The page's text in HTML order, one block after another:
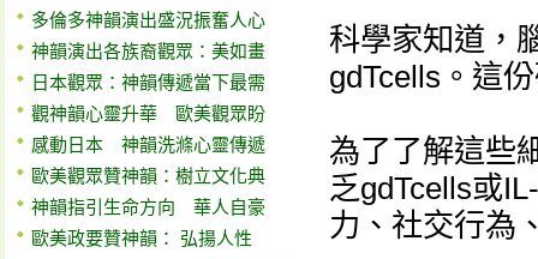
多倫多神韻演出盛況振奮人心
神韻演出各族裔觀眾：美如畫
日本觀眾：神韻傳遞當下最需
觀神韻心靈升華 歐美觀眾盼
感動日本 神韻洗滌心靈傳遞
歐美觀眾贊神韻：樹立文化典
神韻指引生命方向 華人自豪
歐美政要贊神韻： 弘揚人性
科學家知道，
gdTcells。這
為了了解這些
乏gdTcells或
力、社交行為